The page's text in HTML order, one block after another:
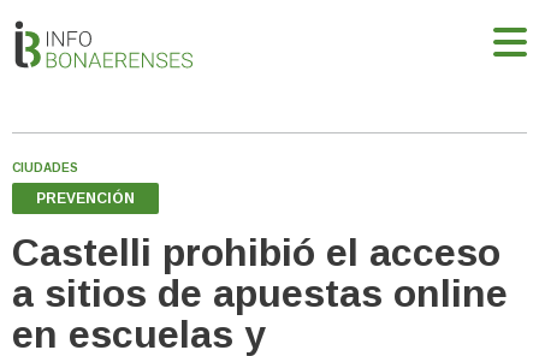
CIUDADES
PREVENCIÓN
Castelli prohibió el acceso
a sitios de apuestas online
en escuelas y